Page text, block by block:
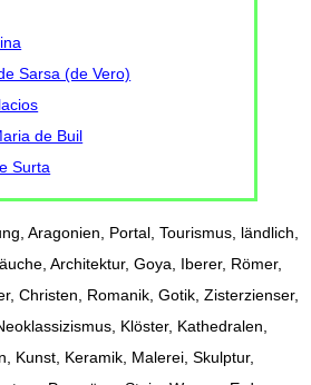
Sarsa (de Vero)
de Buil
Surta
Aragonien, Portal, Tourismus, ländlich,
Architektur, Goya, Iberer, Römer,
Christen, Romanik, Gotik, Zisterzienser,
Klöster, Kathedralen,
Kunst, Keramik, Malerei, Skulptur,